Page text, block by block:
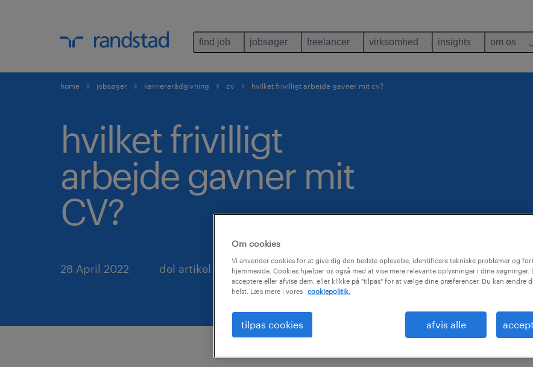
find job jobsøger freelancer virksomhed insights om os
home jobsøger karriererådgivning cv hvilket frivilligt arbejde gavner mit cv?
hvilket frivilligt
arbejde gavner mit
CV?
28 April 2022 del artikel
Om cookies
Vi anvender cookies for at give dig den bedste oplevelse, identificere tekniske problemer og
hjemmeside. Cookies hjælper os også med at vise mere relevante oplysninger i dine
acceptere eller afvise dem, eller klikke på "tilpas" for at vælge dine præferencer. Du kan ændre
helst. Læs mere i vores
cookiepolitik.
tilpas cookies afvis alle